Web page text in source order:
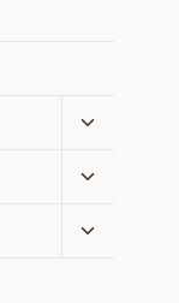
Skift
Skift
Skift